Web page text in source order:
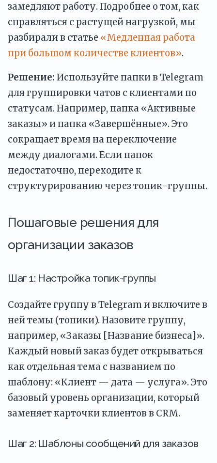
замедляют работу. Подробнее о том, как
справляться с растущей нагрузкой, мы
разбирали в статье «Медленная работа
при большом количестве клиентов».
Решение: Используйте папки в Telegram
для группировки чатов с клиентами по
статусам. Например, папка «Активные
заказы» и папка «Завершённые». Это
сокращает время на переключение
между диалогами. Если папок
недостаточно, переходите к
структурированию через топик-группы.
Пошаговые решения для
организации заказов
Шаг 1: Настройка топик-группы
Создайте группу в Telegram и включите в
ней темы (топики). Назовите группу,
например, «Заказы [Название бизнеса]».
Каждый новый заказ будет открываться
как отдельная тема с названием по
шаблону: «Клиент — дата — услуга». Это
базовый уровень организации, который
заменяет карточки клиентов в CRM.
Шаг 2: Шаблоны сообщений для заказов